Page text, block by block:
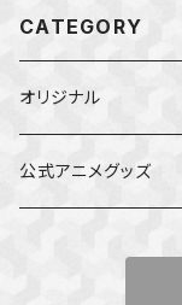
CATEGORY
オリジナル
公式アニメグッズ